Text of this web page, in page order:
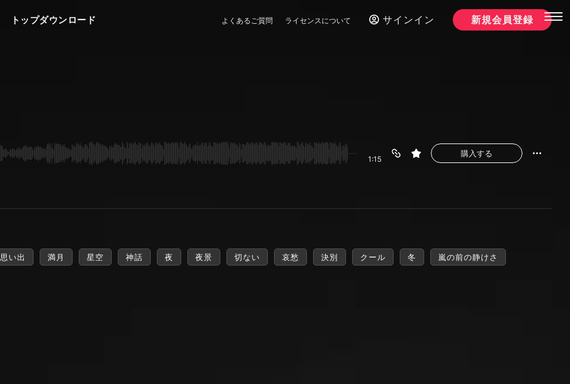
トップダウンロード よくあるご質問 ライセンスについて サインイン 新規会員登録
1:15
購入する
思い出 満月 星空 神話 夜 夜景 切ない 哀愁 決別 クール 冬 嵐の前の静けさ